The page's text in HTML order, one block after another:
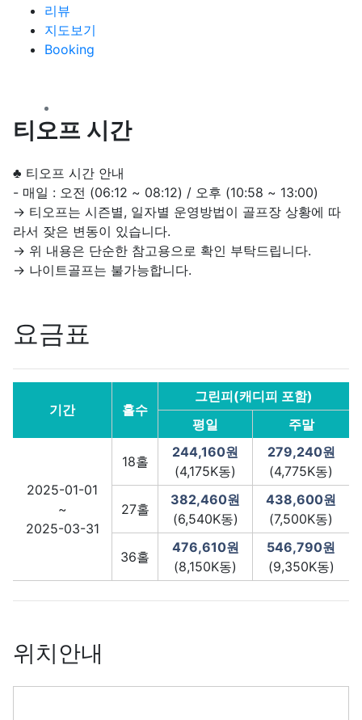
리뷰
지도보기
Booking
컨텐츠 정보
본문
티오프 시간
♣ 티오프 시간 안내
- 매일 : 오전 (06:12 ~ 08:12) / 오후 (10:58 ~ 13:00)
→ 티오프는 시즌별, 일자별 운영방법이 골프장 상황에 따
라서 잦은 변동이 있습니다.
→ 위 내용은 단순한 참고용으로 확인 부탁드립니다.
→ 나이트골프는 불가능합니다.
요금표
기간 홀수
그린피(캐디피 포함)
평일
주말
2025-01-01
~
2025-03-31
18홀
244,160원
(4,175K동)
279,240원
(4,775K동)
27홀
382,460원
(6,540K동)
438,600원
(7,500K동)
36홀
476,610원
(8,150K동)
546,790원
(9,350K동)
위치안내